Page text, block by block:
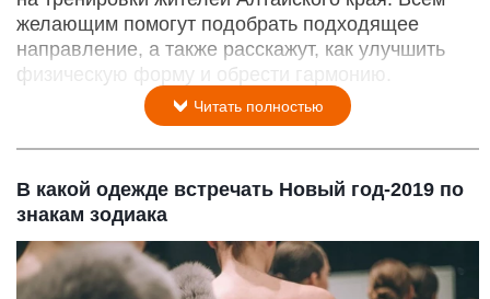
желающим помогут подобрать подходящее
направление, а также расскажут, как улучшить
физическую форму и обрести гармонию.
Читать полностью
В какой одежде встречать Новый год-2019 по
знакам зодиака